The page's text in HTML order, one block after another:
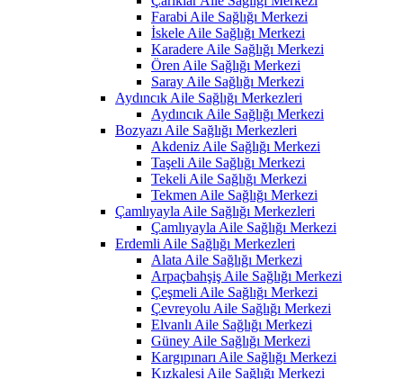
Farabi Aile Sağlığı Merkezi
İskele Aile Sağlığı Merkezi
Karadere Aile Sağlığı Merkezi
Ören Aile Sağlığı Merkezi
Saray Aile Sağlığı Merkezi
Aydıncık Aile Sağlığı Merkezleri
Aydıncık Aile Sağlığı Merkezi
Bozyazı Aile Sağlığı Merkezleri
Akdeniz Aile Sağlığı Merkezi
Taşeli Aile Sağlığı Merkezi
Tekeli Aile Sağlığı Merkezi
Tekmen Aile Sağlığı Merkezi
Çamlıyayla Aile Sağlığı Merkezleri
Çamlıyayla Aile Sağlığı Merkezi
Erdemli Aile Sağlığı Merkezleri
Alata Aile Sağlığı Merkezi
Arpaçbahşiş Aile Sağlığı Merkezi
Çeşmeli Aile Sağlığı Merkezi
Çevreyolu Aile Sağlığı Merkezi
Elvanlı Aile Sağlığı Merkezi
Güney Aile Sağlığı Merkezi
Kargıpınarı Aile Sağlığı Merkezi
Kızkalesi Aile Sağlığı Merkezi